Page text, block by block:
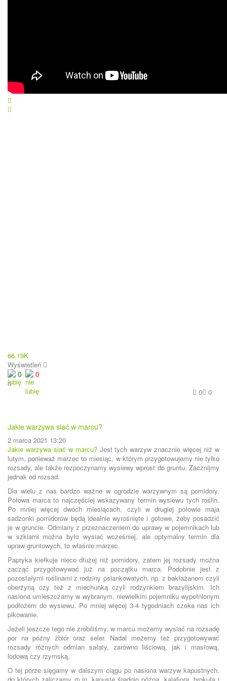
66.19K
Wyświetleń
0 0
0 0
Jakie warzywa siać w marcu?
2 marca 2021 13:20
Jakie warzywa siać w marcu?Jest tych warzyw znacznie więcej niż w
lutym, ponieważ marzec to miesiąc, w którym przygotowujemy nie tylko
rozsady, ale także rozpoczynamy wysiewy wprost do gruntu. Zacznijmy
jednak od rozsad.
Dla wielu z nas bardzo ważne w ogrodzie warzywnym są pomidory.
Połowa marca to najczęściej wskazywany termin wysiewu tych roślin.
Po mniej więcej dwóch miesiącach, czyli w drugiej połowie maja
sadzonki pomidorów będą idealnie wyrośnięte i gotowe, żeby posadzić
je w gruncie. Odmiany z przeznaczeniem do uprawy w pojemnikach lub
w szklarni można było wysiać wcześniej, ale optymalny termin dla
upraw gruntowych, to właśnie marzec.
Papryka kiełkuje nieco dłużej niż pomidory, zatem jej rozsady można
zacząć przygotowywać już na początku marca. Podobnie jest z
pozostałymi roślinami z rodziny psiankowatych, np. z bakłażanem czyli
oberżyną czy też z miechunką czyli rodzynkiem brazylijskim. Ich
nasiona umieszczamy w wybranym, niewielkim pojemniku wypełnionym
podłożem do wysiewu. Po mniej więcej 3-4 tygodniach czeka nas ich
pikowanie.
Jeżeli jeszcze tego nie zrobiliśmy, w marcu możemy wysiać na rozsadę
por na późny zbiór oraz seler. Nadal możemy też przygotowywać
rozsady różnych odmian sałaty, zarówno liściową, jak i masłową,
lodową czy rzymską.
O tej porze sięgamy w dalszym ciągu po nasiona warzyw kapustnych,